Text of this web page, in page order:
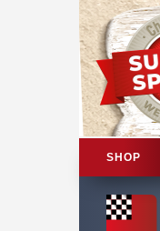
SHOP